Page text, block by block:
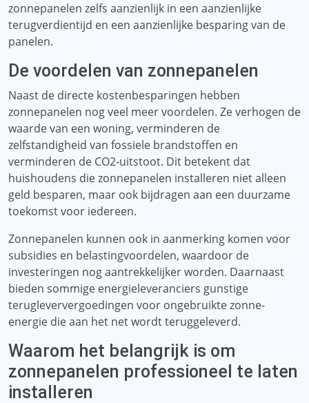
zonnepanelen zelfs aanzienlijk in een aanzienlijke
terugverdientijd en een aanzienlijke besparing van de
panelen.
De voordelen van zonnepanelen
Naast de directe kostenbesparingen hebben
zonnepanelen nog veel meer voordelen. Ze verhogen de
waarde van een woning, verminderen de
zelfstandigheid van fossiele brandstoffen en
verminderen de CO2-uitstoot. Dit betekent dat
huishoudens die zonnepanelen installeren niet alleen
geld besparen, maar ook bijdragen aan een duurzame
toekomst voor iedereen.
Zonnepanelen kunnen ook in aanmerking komen voor
subsidies en belastingvoordelen, waardoor de
investeringen nog aantrekkelijker worden. Daarnaast
bieden sommige energieleveranciers gunstige
terugleververgoedingen voor ongebruikte zonne-
energie die aan het net wordt teruggeleverd.
Waarom het belangrijk is om
zonnepanelen professioneel te laten
installeren